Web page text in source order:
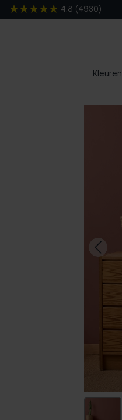
4.8 ( 4930 )
Kleuren